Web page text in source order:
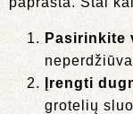
Pasirinkite
Įrengti
grotelių